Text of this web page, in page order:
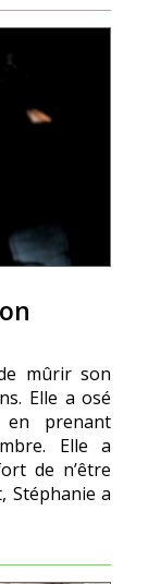
mûrir son
Elle a osé
en prenant
Elle a
de n’être
Stéphanie a